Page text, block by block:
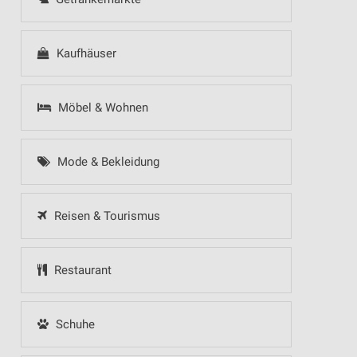
Kaufhäuser
Möbel & Wohnen
Mode & Bekleidung
Reisen & Tourismus
Restaurant
Schuhe